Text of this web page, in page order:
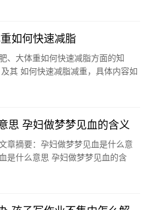
如何快速减脂
、大体重如何快速减脂方面的知
其 如何快速减脂减重，具体内容如
思 孕妇做梦梦见血的含义
章摘要：孕妇做梦梦见血是什么意
是什么意思 孕妇做梦梦见血的含